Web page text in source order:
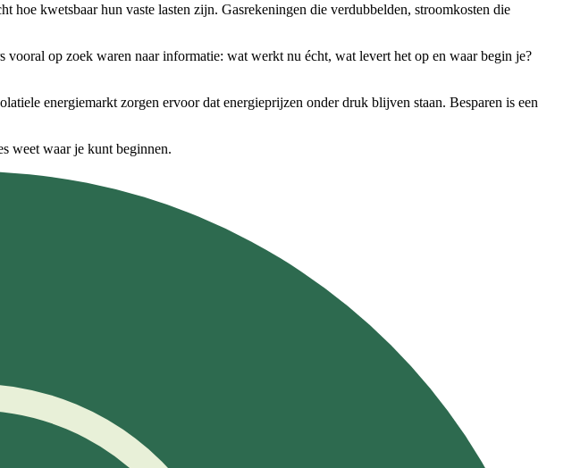
hoe kwetsbaar hun vaste lasten zijn. Gasrekeningen die verdubbelden, stroomkosten die
op zoek waren naar informatie: wat werkt nu écht, wat levert het op en waar begin je?
energiemarkt zorgen ervoor dat energieprijzen onder druk blijven staan. Besparen is een
weet waar je kunt beginnen.